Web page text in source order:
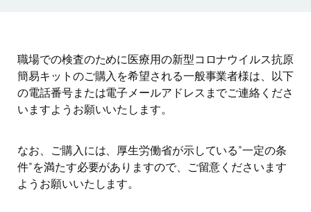
職場での検査のために医療用の新型コロナウイルス抗原
簡易キットのご購入を希望される一般事業者様は、以下
の電話番号または電子メールアドレスまでご連絡くださ
いますようお願いいたします。
なお、ご購入には、厚生労働省が示している”一定の条
件”を満たす必要がありますので、ご留意くださいます
ようお願いいたします。